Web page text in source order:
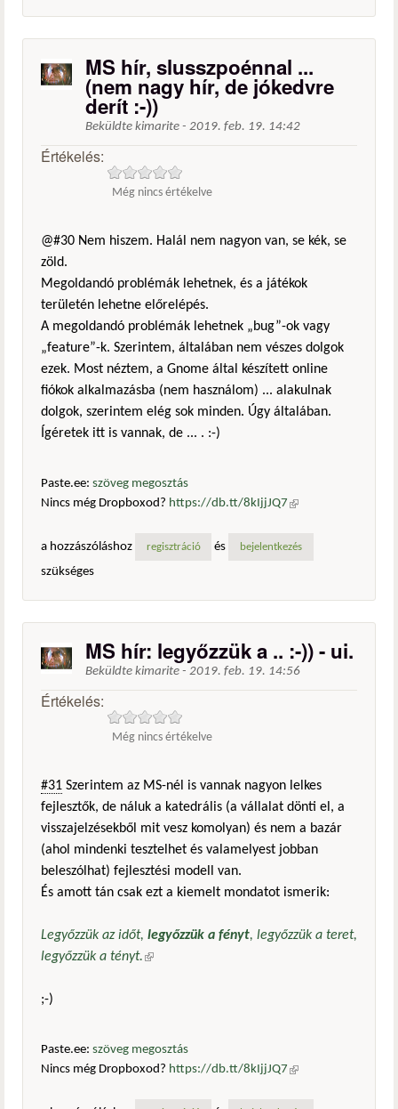
MS hír, slusszpoénnal ...
(nem nagy hír, de jókedvre
derít :-))
Beküldte kimarite - 2019. feb. 19. 14:42
Értékelés:
Még nincs értékelve
@#30 Nem hiszem. Halál nem nagyon van, se kék, se
zöld.
Megoldandó problémák lehetnek, és a játékok
területén lehetne előrelépés.
A megoldandó problémák lehetnek „bug”-ok vagy
„feature”-k. Szerintem, általában nem vészes dolgok
ezek. Most néztem, a Gnome által készített online
fiókok alkalmazásba (nem használom) ... alakulnak
dolgok, szerintem elég sok minden. Úgy általában.
Ígéretek itt is vannak, de ... . :-)
Paste.ee: szöveg megosztás
Nincs még Dropboxod? https://db.tt/8kIjjJQ7 (külső
a hozzászóláshoz
regisztráció és bejelentkezés
szükséges
MS hír: legyőzzük a .. :-)) - ui.
Beküldte kimarite - 2019. feb. 19. 14:56
Értékelés:
Még nincs értékelve
#31 Szerintem az MS-nél is vannak nagyon lelkes
fejlesztők, de náluk a katedrális (a vállalat dönti el, a
visszajelzésekből mit vesz komolyan) és nem a bazár
(ahol mindenki tesztelhet és valamelyest jobban
beleszólhat) fejlesztési modell van.
És amott tán csak ezt a kiemelt mondatot ismerik:
Legyőzzük az időt, legyőzzük a fényt, legyőzzük a teret,
legyőzzük a tényt.(külső hivatkozás)
;-)
Paste.ee: szöveg megosztás
Nincs még Dropboxod? https://db.tt/8kIjjJQ7 (külső